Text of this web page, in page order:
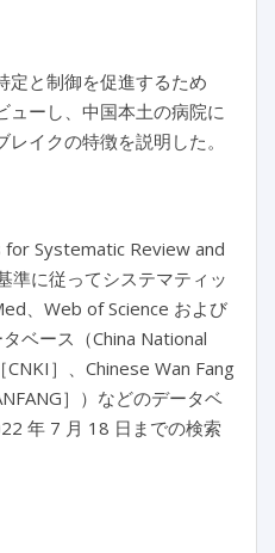
定と制御を促進するため
ューし、中国本土の病院に
イクの特徴を説明した。
Systematic Review and
準に従ってシステマティッ
、Web of Science および
ベース（China National
］、Chinese Wan Fang
］）などのデータベ
年 7 月 18 日までの検索